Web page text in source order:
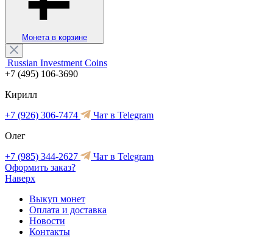
Монета в корзине
Russian Investment Coins
+7 (495) 106-3690
Кирилл
+7 (926) 306-7474
Чат в Telegram
Олег
+7 (985) 344-2627
Чат в Telegram
Оформить заказ?
Наверх
Выкуп монет
Оплата и доставка
Новости
Контакты